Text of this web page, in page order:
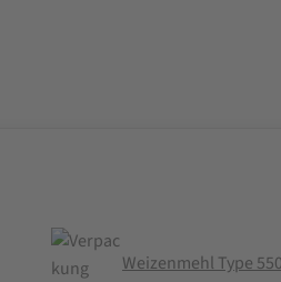
Weizenmehl Type 550